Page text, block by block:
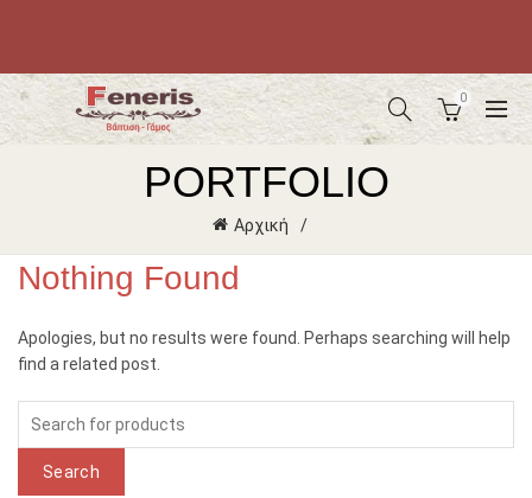
0
PORTFOLIO
Αρχική
Nothing Found
Apologies, but no results were found. Perhaps searching will help
find a related post.
Search